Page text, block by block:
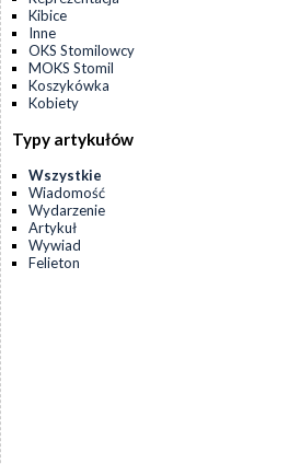
Kibice
Inne
OKS Stomilowcy
MOKS Stomil
Koszykówka
Kobiety
Typy artykułów
Wszystkie
Wiadomość
Wydarzenie
Artykuł
Wywiad
Felieton